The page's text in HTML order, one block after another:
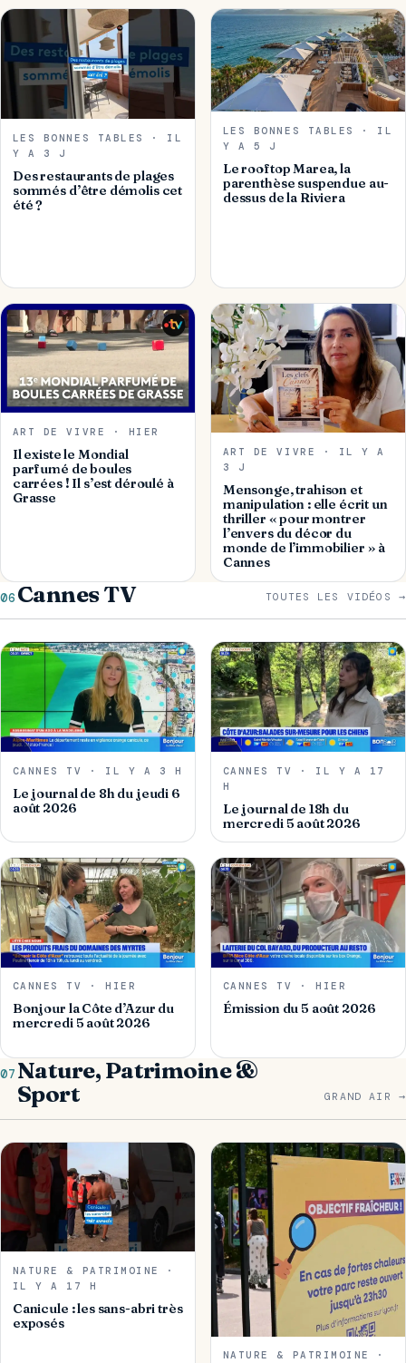
LES BONNES TABLES · IL
Y A 3 J
Des restaurants de plages
sommés d’être démolis cet
été ?
LES BONNES TABLES · IL
Y A 5 J
Le rooftop Marea, la
parenthèse suspendue au-
dessus de la Riviera
ART DE VIVRE · HIER
Il existe le Mondial
parfumé de boules
carrées ! Il s’est déroulé à
Grasse
ART DE VIVRE · IL Y A
3 J
Mensonge, trahison et
manipulation : elle écrit un
thriller « pour montrer
l’envers du décor du
monde de l’immobilier » à
Cannes
06 Cannes TV TOUTES LES VIDÉOS →
CANNES TV · IL Y A 3 H
Le journal de 8h du jeudi 6
août 2026
CANNES TV · IL Y A 17
H
Le journal de 18h du
mercredi 5 août 2026
CANNES TV · HIER
Bonjour la Côte d’Azur du
mercredi 5 août 2026
CANNES TV · HIER
Émission du 5 août 2026
07 Nature, Patrimoine &
Sport
GRAND AIR →
NATURE & PATRIMOINE ·
IL Y A 17 H
Canicule : les sans-abri très
exposés
NATURE & PATRIMOINE ·